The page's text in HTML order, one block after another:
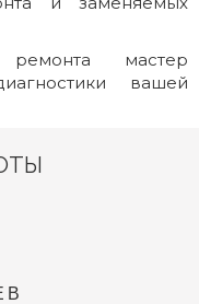
ремонта мастер
вашей
В